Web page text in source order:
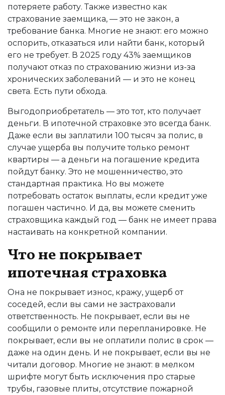
потеряете работу. Также известно как
страхование заемщика, — это не закон, а
требование банка. Многие не знают: его можно
оспорить, отказаться или найти банк, который
его не требует. В 2025 году 43% заемщиков
получают отказ по страхованию жизни из-за
хронических заболеваний — и это не конец
света. Есть пути обхода.
Выгодоприобретатель — это тот, кто получает
деньги. В ипотечной страховке это всегда банк.
Даже если вы заплатили 100 тысяч за полис, в
случае ущерба вы получите только ремонт
квартиры — а деньги на погашение кредита
пойдут банку. Это не мошенничество, это
стандартная практика. Но вы можете
потребовать остаток выплаты, если кредит уже
погашен частично. И да, вы можете сменить
страховщика каждый год — банк не имеет права
настаивать на конкретной компании.
Что не покрывает
ипотечная страховка
Она не покрывает износ, кражу, ущерб от
соседей, если вы сами не застраховали
ответственность. Не покрывает, если вы не
сообщили о ремонте или перепланировке. Не
покрывает, если вы не оплатили полис в срок —
даже на один день. И не покрывает, если вы не
читали договор. Многие не знают: в мелком
шрифте могут быть исключения про старые
трубы, газовые плиты, отсутствие пожарной